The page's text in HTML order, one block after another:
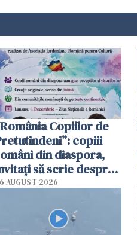
Copiilor de
copiii
din diaspora,
să scrie despre
într-un volum
AUGUST 2026